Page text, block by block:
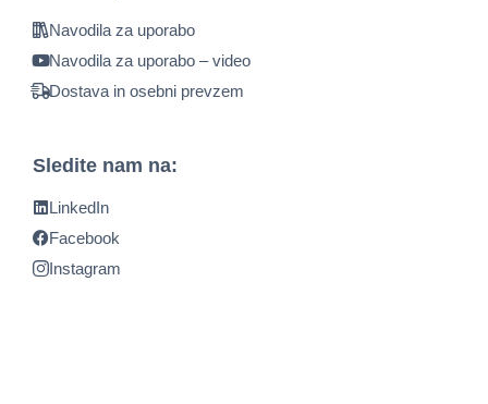
Navodila za uporabo
Navodila za uporabo – video
Dostava in osebni prevzem
Sledite nam na:
LinkedIn
Facebook
Instagram